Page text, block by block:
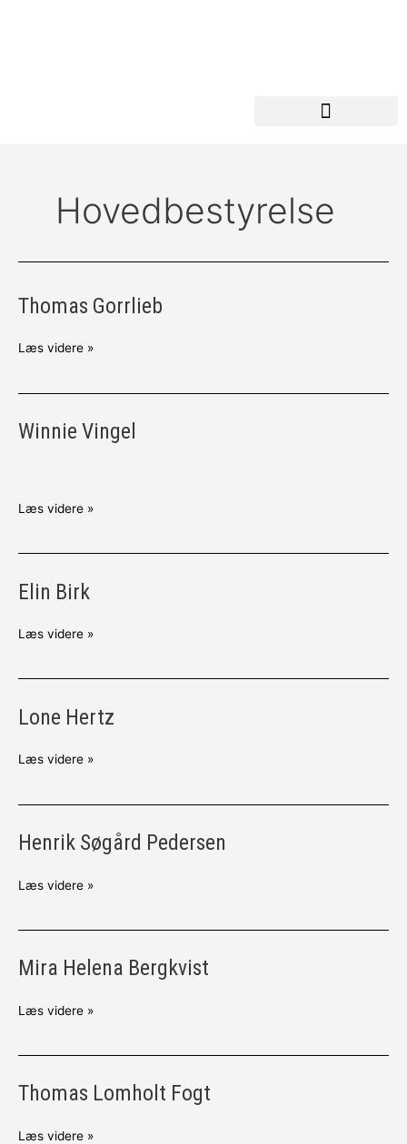
Hovedbestyrelse
Thomas Gorrlieb
Thomas
Læs videre »
Winnie Vingel
Winnie
Læs videre »
Elin Birk
Elin
Læs videre »
Lone Hertz
Lone
Læs videre »
Henrik Søgård Pedersen
Henrik
Pedersen
Læs videre »
Mira Helena Bergkvist
Mira
Bergkvist
Læs videre »
Thomas Lomholt Fogt
Thomas
Fogt
Læs videre »